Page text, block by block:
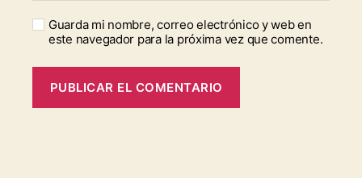
Guarda mi nombre, correo electrónico y web en
este navegador para la próxima vez que comente.